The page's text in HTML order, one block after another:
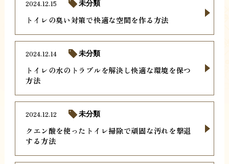
トイレの臭い対策で快適な空間を作る方法
2024.12.15 未分類
トイレの水のトラブルを解決し快適な環境を保つ
方法
2024.12.14 未分類
クエン酸を使ったトイレ掃除で頑固な汚れを撃退
する方法
2024.12.12 未分類